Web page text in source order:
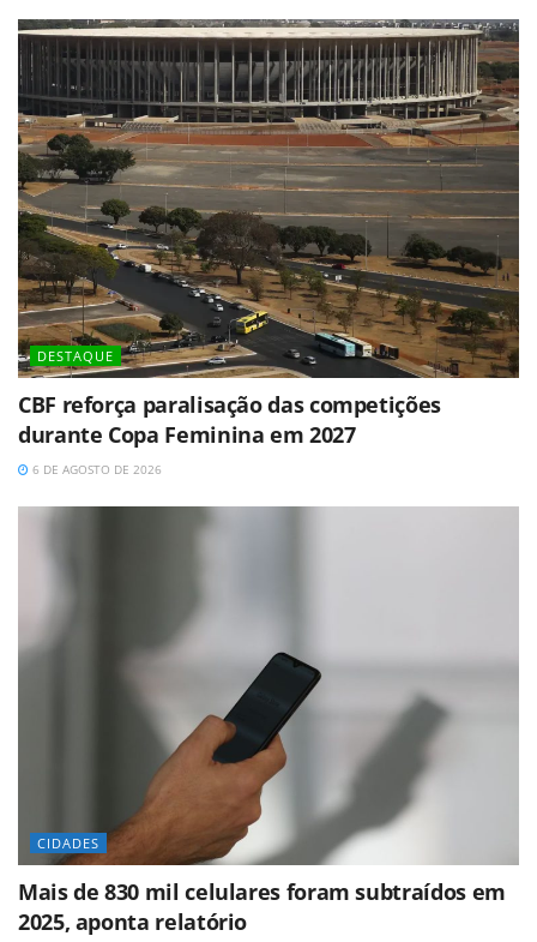
DESTAQUE
CBF reforça paralisação das competições
durante Copa Feminina em 2027
6 DE AGOSTO DE 2026
CIDADES
Mais de 830 mil celulares foram subtraídos em
2025, aponta relatório